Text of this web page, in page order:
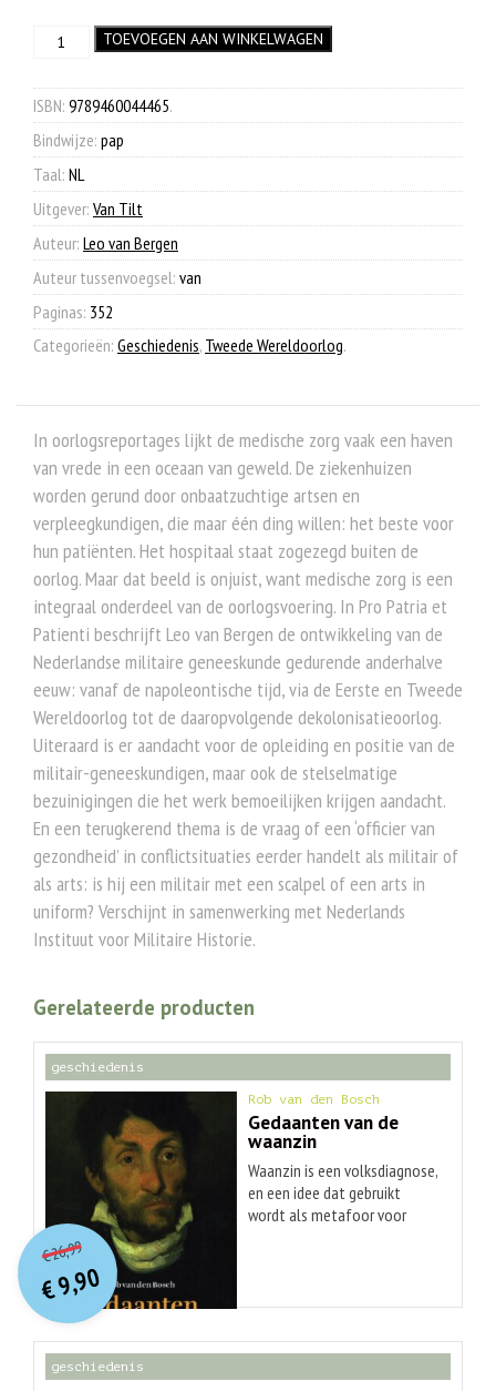
was:
€ 29,50.
is:
€ 12,50.
Patienti
aantal
TOEVOEGEN AAN WINKELWAGEN
ISBN: 9789460044465.
Bindwijze: pap
Taal: NL
Uitgever: Van Tilt
Auteur: Leo van Bergen
Auteur tussenvoegsel: van
Paginas: 352
Categorieën: Geschiedenis, Tweede Wereldoorlog.
In oorlogsreportages lijkt de medische zorg vaak een haven
van vrede in een oceaan van geweld. De ziekenhuizen
worden gerund door onbaatzuchtige artsen en
verpleegkundigen, die maar één ding willen: het beste voor
hun patiënten. Het hospitaal staat zogezegd buiten de
oorlog. Maar dat beeld is onjuist, want medische zorg is een
integraal onderdeel van de oorlogsvoering. In Pro Patria et
Patienti beschrijft Leo van Bergen de ontwikkeling van de
Nederlandse militaire geneeskunde gedurende anderhalve
eeuw: vanaf de napoleontische tijd, via de Eerste en Tweede
Wereldoorlog tot de daaropvolgende dekolonisatieoorlog.
Uiteraard is er aandacht voor de opleiding en positie van de
militair-geneeskundigen, maar ook de stelselmatige
bezuinigingen die het werk bemoeilijken krijgen aandacht.
En een terugkerend thema is de vraag of een ‘officier van
gezondheid’ in conflictsituaties eerder handelt als militair of
als arts: is hij een militair met een scalpel of een arts in
uniform? Verschijnt in samenwerking met Nederlands
Instituut voor Militaire Historie.
Gerelateerde producten
geschiedenis
Rob van den Bosch
Gedaanten van de
waanzin
Waanzin is een volksdiagnose,
en een idee dat gebruikt
wordt als metafoor voor
is vooral irrationeel en
onredelijkheid zit vanbinnen.
€26,99O
orspr
onkelijke
prijs
was:
€ 26,99.
€9,90
Huidige
prijs
is:
€ 9,90.
geschiedenis